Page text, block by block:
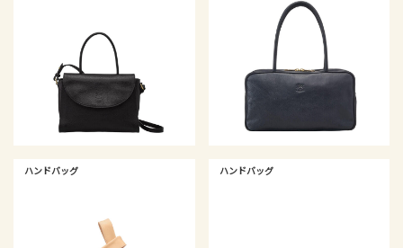
ハンドバッグ ハンドバッグ